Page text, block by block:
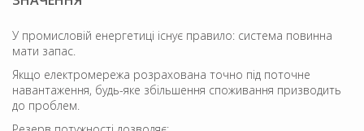
У промисловій енергетиці існує правило: система повинна
мати запас.
Якщо електромережа розрахована точно під поточне
навантаження, будь-яке збільшення споживання призводить
до проблем.